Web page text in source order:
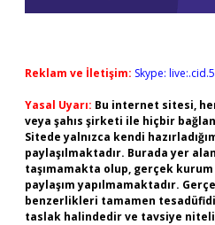
Reklam ve İletişim: Skype:
Yasal Uyarı: Bu internet sitesi,
veya şahıs şirketi ile hiçbir
Sitede yalnızca kendi
paylaşılmaktadır. Burada yer
taşımamakta olup, gerçek
paylaşım yapılmamaktadır.
benzerlikleri tamamen
taslak halindedir ve tavsiye